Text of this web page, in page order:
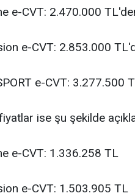
e-CVT: 2.470.000
e-CVT: 2.853.000
e-CVT: 3.277.500
ise şu şekilde
e-CVT: 1.336.258 TL
e-CVT: 1.503.905 TL